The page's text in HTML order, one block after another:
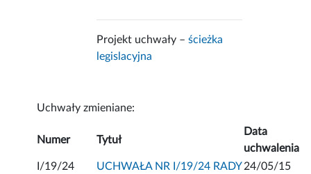
Projekt uchwały –ścieżka
legislacyjna
Uchwały zmieniane:
Numer Tytuł
Data
uchwalenia
I/19/24
UCHWAŁA NR I/19/24 RADY 24/05/15